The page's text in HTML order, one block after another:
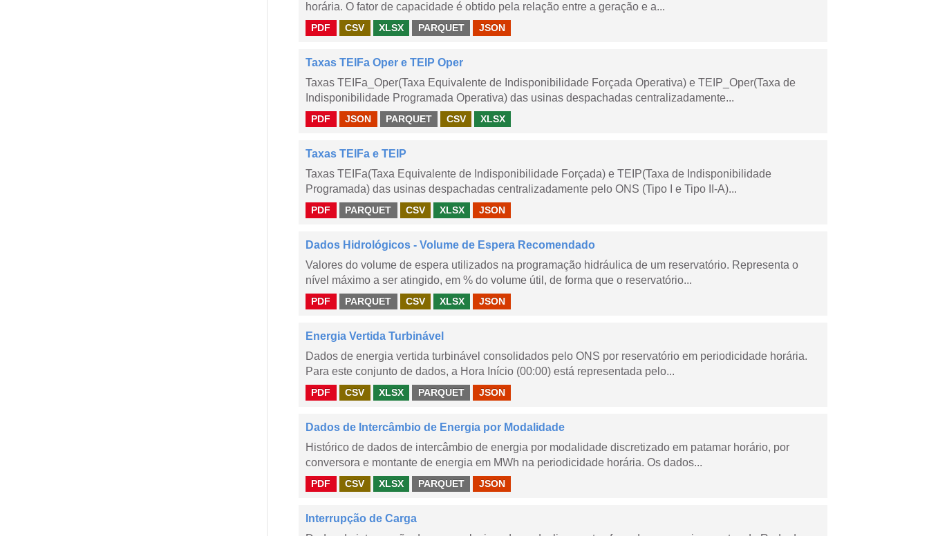
horária. O fator de capacidade é obtido pela relação entre a geração e a...
PDF CSV XLSX PARQUET JSON
Taxas TEIFa Oper e TEIP Oper
Taxas TEIFa_Oper(Taxa Equivalente de Indisponibilidade Forçada Operativa) e TEIP_Oper(Taxa de
Indisponibilidade Programada Operativa) das usinas despachadas centralizadamente...
PDF JSON PARQUET CSV XLSX
Taxas TEIFa e TEIP
Taxas TEIFa(Taxa Equivalente de Indisponibilidade Forçada) e TEIP(Taxa de Indisponibilidade
Programada) das usinas despachadas centralizadamente pelo ONS (Tipo I e Tipo II-A)...
PDF PARQUET CSV XLSX JSON
Dados Hidrológicos - Volume de Espera Recomendado
Valores do volume de espera utilizados na programação hidráulica de um reservatório. Representa o
nível máximo a ser atingido, em % do volume útil, de forma que o reservatório...
PDF PARQUET CSV XLSX JSON
Energia Vertida Turbinável
Dados de energia vertida turbinável consolidados pelo ONS por reservatório em periodicidade horária.
Para este conjunto de dados, a Hora Início (00:00) está representada pelo...
PDF CSV XLSX PARQUET JSON
Dados de Intercâmbio de Energia por Modalidade
Histórico de dados de intercâmbio de energia por modalidade discretizado em patamar horário, por
conversora e montante de energia em MWh na periodicidade horária. Os dados...
PDF CSV XLSX PARQUET JSON
Interrupção de Carga